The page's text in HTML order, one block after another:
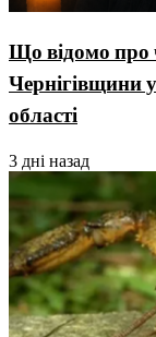
Що відомо про
Чернігівщини
області
3 дні назад